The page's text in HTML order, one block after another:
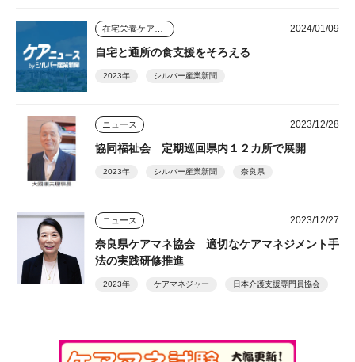
2024/01/09
自宅と通所の食支援をそろえる
2023年 シルバー産業新聞
ニュース 2023/12/28
協同福祉会 定期巡回県内１２カ所で展開
2023年 シルバー産業新聞 奈良県
ニュース 2023/12/27
奈良県ケアマネ協会 適切なケアマネジメント手
法の実践研修推進
2023年 ケアマネジャー 日本介護支援専門員協会